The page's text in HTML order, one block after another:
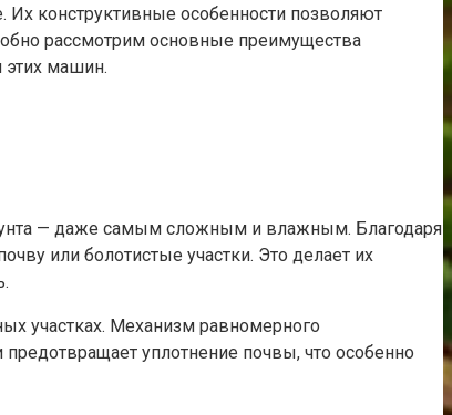
конструктивные особенности позволяют
рассмотрим основные преимущества
этих машин.
— даже самым сложным и влажным. Благодаря
или болотистые участки. Это делает их
участках. Механизм равномерного
предотвращает уплотнение почвы, что особенно